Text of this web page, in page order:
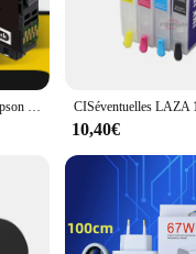
603 XL Compatible pour Epson 603XL E603 T603 pour XP-2100 XP-3100 WF-2810 XP-3105 XP-4100 XP-4105 WF-2830 XP-2105 Imprimante
10,40€